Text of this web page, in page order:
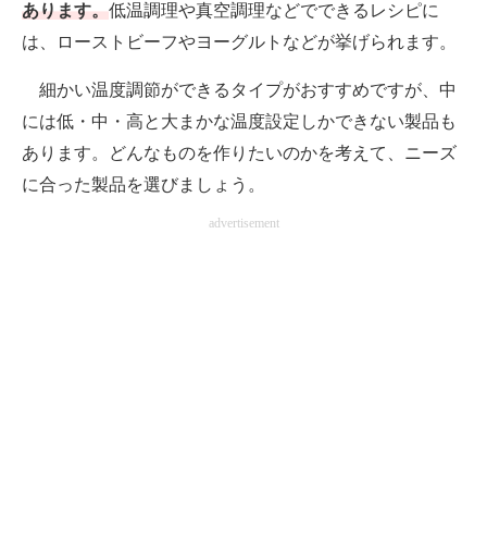
あります。低温調理や真空調理などでできるレシピに
は、ローストビーフやヨーグルトなどが挙げられます。
細かい温度調節ができるタイプがおすすめですが、中
には低・中・高と大まかな温度設定しかできない製品も
あります。どんなものを作りたいのかを考えて、ニーズ
に合った製品を選びましょう。
advertisement